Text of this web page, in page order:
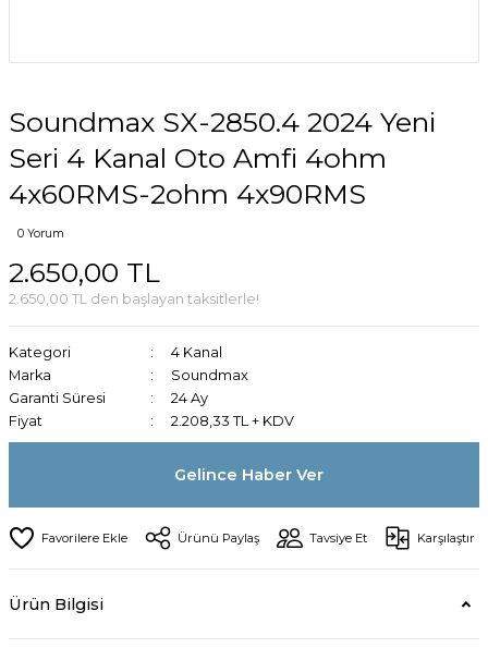
Soundmax SX-2850.4 2024 Yeni
Seri 4 Kanal Oto Amfi 4ohm
4x60RMS-2ohm 4x90RMS
0 Yorum
2.650,00 TL
2.650,00 TL den başlayan taksitlerle!
Kategori
4 Kanal
Marka
Soundmax
Garanti Süresi
24 Ay
Fiyat
2.208,33 TL + KDV
Gelince Haber Ver
Ürünü Paylaş Tavsiye Et Karşılaştır
Ürün Bilgisi